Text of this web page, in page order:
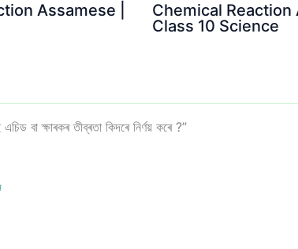
Assamese |
Chemical Reaction
Class 10 Science
ক্ষাৰকৰ তীব্ৰতা কিদৰে নিৰ্ণয় কৰে ?”